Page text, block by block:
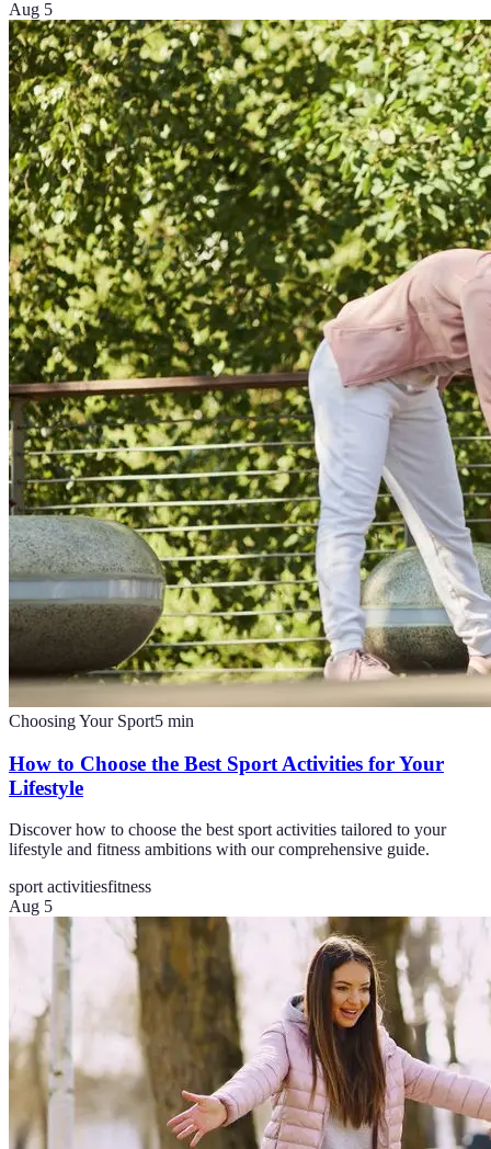
Aug 5
Choosing Your Sport5 min
How to Choose the Best Sport Activities for Your
Lifestyle
Discover how to choose the best sport activities tailored to your
lifestyle and fitness ambitions with our comprehensive guide.
sport activitiesfitness
Aug 5